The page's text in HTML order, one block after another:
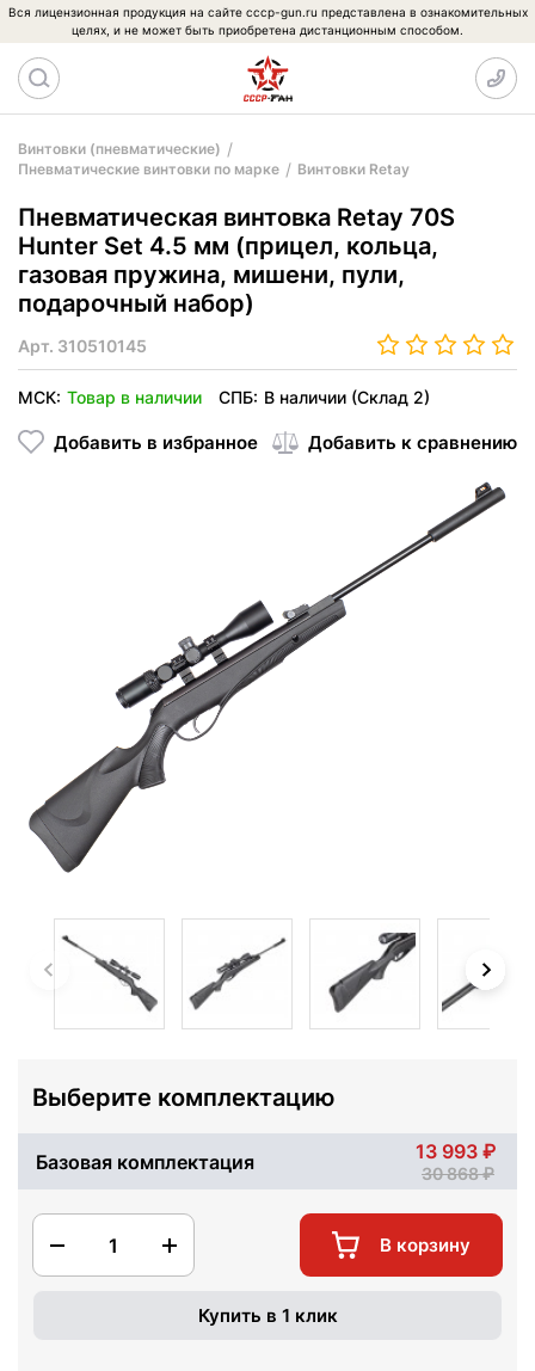
Вся лицензионная продукция на сайте cccp-gun.ru представлена в ознакомительных
целях, и не может быть приобретена дистанционным способом.
Винтовки (пневматические)
Пневматические винтовки по марке
Винтовки Retay
Пневматическая винтовка Retay 70S
Hunter Set 4.5 мм (прицел, кольца,
газовая пружина, мишени, пули,
подарочный набор)
Арт. 310510145
МСК: Товар в наличии СПБ: В наличии (Склад 2)
Добавить в избранное Добавить к сравнению
Выберите комплектацию
Базовая комплектация 13 993
30 868
1 В корзину
Купить в 1 клик